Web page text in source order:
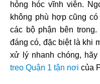
hỏng hóc vĩnh viễn.
không phù hợp cũng
các bộ phận bên
đáng có, đặc biệt là khi
xử lý nhanh chóng,
treo Quận 1 tận nơi của